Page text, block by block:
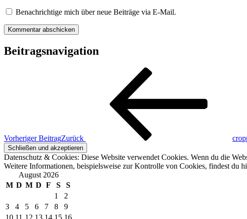
Benachrichtige mich über neue Beiträge via E-Mail.
Beitragsnavigation
Vorheriger BeitragZurück
Datenschutz & Cookies: Diese Website verwendet Cookies. Wenn du die
Weitere Informationen, beispielsweise zur Kontrolle von Cookies, findest du
August 2026
M D M D F S
S
1
2
3
4 5 6 7 8
9
10 11 12 13 14 15 16